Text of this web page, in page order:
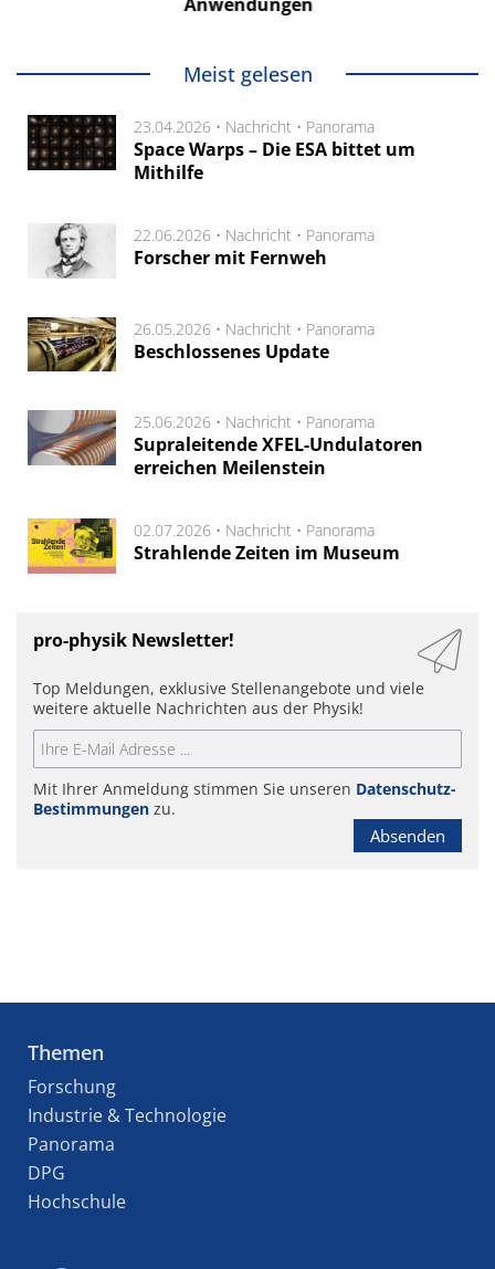
Meist gelesen
23.04.2026 • Nachricht • Panorama
Space Warps – Die ESA bittet um
Mithilfe
22.06.2026 • Nachricht • Panorama
Forscher mit Fernweh
26.05.2026 • Nachricht • Panorama
Beschlossenes Update
25.06.2026 • Nachricht • Panorama
Supraleitende XFEL-Undulatoren
erreichen Meilenstein
02.07.2026 • Nachricht • Panorama
Strahlende Zeiten im Museum
pro-physik Newsletter!
Top Meldungen, exklusive Stellenangebote und viele
weitere aktuelle Nachrichten aus der Physik!
Mit Ihrer Anmeldung stimmen Sie unseren Datenschutz-
Bestimmungen zu.
Absenden
Themen
Forschung
Industrie & Technologie
Panorama
DPG
Hochschule